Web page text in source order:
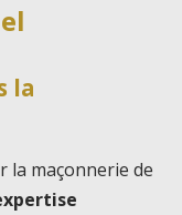
la
la maçonnerie de